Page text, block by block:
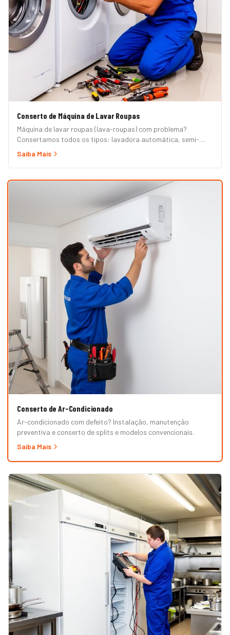
Conserto de Máquina de Lavar Roupas
Máquina de lavar roupas (lava-roupas) com problema?
Consertamos todos os tipos: lavadora automática, semi-
automática, tanquinho, abertura superior e frontal. Marcas
Continental e Mueller. Atendimento em domicílio com
orçamento grátis.
Saiba Mais
Conserto de Ar-Condicionado
Ar-condicionado com defeito? Instalação, manutenção
preventiva e conserto de splits e modelos convencionais.
Saiba Mais